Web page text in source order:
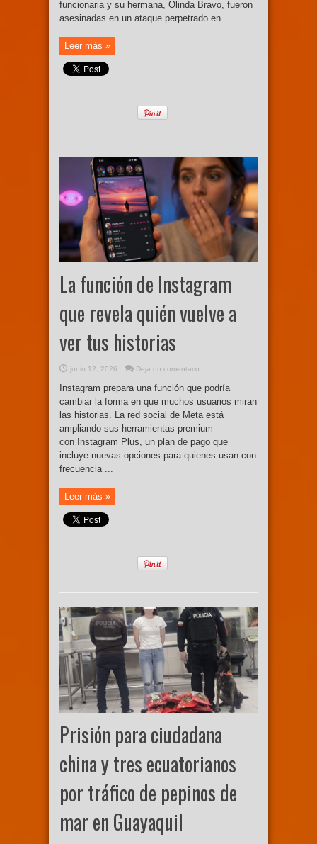
funcionaria y su hermana, Olinda Bravo, fueron
asesinadas en un ataque perpetrado en ...
Leer más »
La función de Instagram
que revela quién vuelve a
ver tus historias
junio 12, 2026 Deja un comentario
Instagram prepara una función que podría
cambiar la forma en que muchos usuarios miran
las historias. La red social de Meta está
ampliando sus herramientas premium
con Instagram Plus, un plan de pago que
incluye nuevas opciones para quienes usan con
frecuencia ...
Leer más »
Prisión para ciudadana
china y tres ecuatorianos
por tráfico de pepinos de
mar en Guayaquil